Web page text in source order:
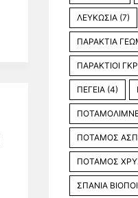
ΛΕΥΚΩΣΙΑ (7)
ΠΑΡΑΚΤΙΑ
ΠΑΡΑΚΤΙΟΙ
ΠΕΓΕΙΑ (4)
ΠΟΤΑΜΟΣ
ΠΟΤΑΜΟΣ
ΣΠΑΝΙΑ